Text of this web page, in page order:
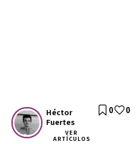
Héctor
Fuertes
VER
ARTÍCULOS
0 0